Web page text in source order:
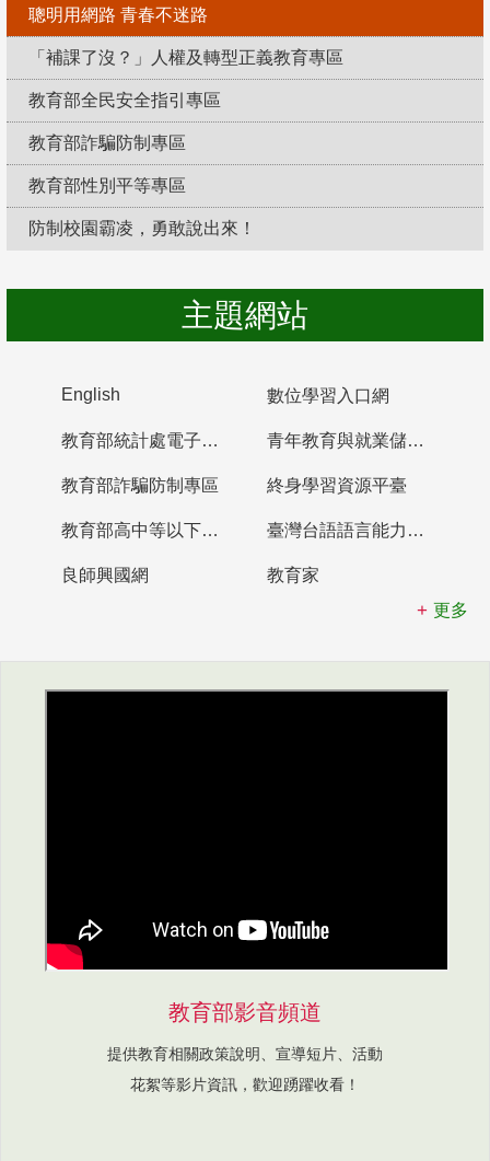
聰明用網路 青春不迷路
「補課了沒？」人權及轉型正義教育專區
教育部全民安全指引專區
教育部詐騙防制專區
教育部性別平等專區
防制校園霸凌，勇敢說出來！
主題網站
English 數位學習入口網
教育部統計處電子書櫃 青年教育與就業儲蓄帳戶
教育部詐騙防制專區 終身學習資源平臺
教育部高中等以下學校及幼兒園教師資格檢定考試 臺灣台語語言能力認證網站
良師興國網
教育家
更多
教育部影音頻道
提供教育相關政策說明、宣導短片、活動
花絮等影片資訊，歡迎踴躍收看！